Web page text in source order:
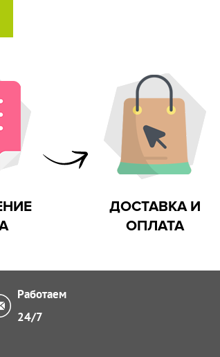
ДОСТАВКА И
ОПЛАТА
Работаем
24/7